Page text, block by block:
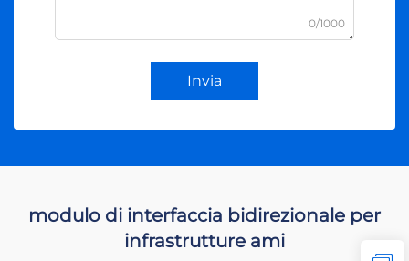
0/1000
Invia
modulo di interfaccia bidirezionale per
infrastrutture ami